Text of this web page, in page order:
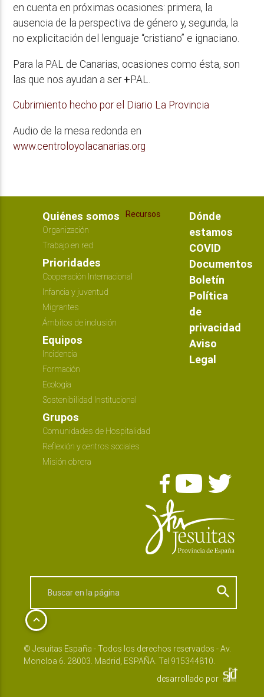
en cuenta en próximas ocasiones: primera, la
ausencia de la perspectiva de género y, segunda, la
no explicitación del lenguaje “cristiano” e ignaciano.
Para la PAL de Canarias, ocasiones como ésta, son
las que nos ayudan a ser+PAL.
Cubrimiento hecho por el Diario La Provincia
Audio de la mesa redonda en
www.centroloyolacanarias.org
Quiénes somos
Organización
Trabajo en red
Recursos
Prioridades
Cooperación Internacional
Infancia y juventud
Migrantes
Ámbitos de inclusión
Equipos
Incidencia
Formación
Ecología
Sostenibilidad Institucional
Grupos
Comunidades de Hospitalidad
Reflexión y centros sociales
Misión obrera
Dónde
estamos
COVID
Documentos
Boletín
Política
de
privacidad
Aviso
Legal
search
keyboard_arrow_up
© Jesuitas España - Todos los derechos reservados - Av.
Moncloa 6. 28003. Madrid, ESPAÑA. Tel 915344810.
desarrollado por